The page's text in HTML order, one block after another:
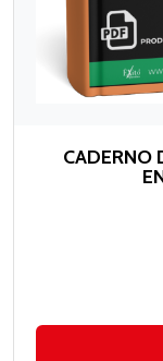
CADERNO